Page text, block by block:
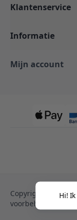
Klantenservice
Informatie
Mijn account
Copyright © 2013-
voorbehouden.
Hi!